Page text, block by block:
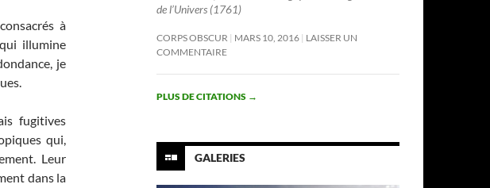
à
illumine
je
fugitives
qui,
Leur
dans la
de l’Univers (1761)
CORPS OBSCUR MARS 10, 2016 LAISSER UN
COMMENTAIRE
PLUS DE CITATIONS →
GALERIES